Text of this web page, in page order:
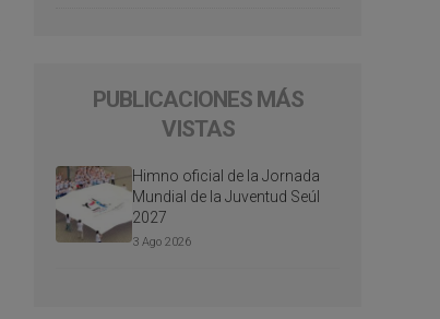
PUBLICACIONES MÁS
VISTAS
Himno oficial de la Jornada
Mundial de la Juventud Seúl
2027
3 Ago 2026